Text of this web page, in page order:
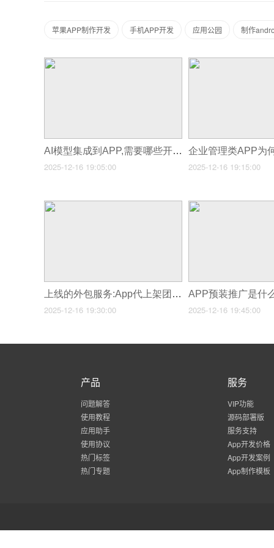
苹果APP制作开发 手机APP开发 应用公园 制作
AI模型集成到APP,需要哪些开发技术支撑?
2025-12-16 19:05:00 2025-12-16 19:15:00
上线的外包服务:App代上架团队靠不靠谱?
2025-12-16 19:30:00 2025-12-16 19:45:00
产品
问题解答
使用教程
应用助手
使用协议
热门标签
热门专题
服务
VIP功能
源码部署版
服务支持
App开发价格
App开发案例
App制作模板